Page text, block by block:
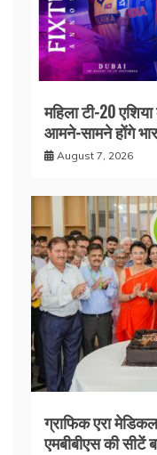
महिला टी-20
आमने-सामने होंगे
August 7, 2026
ग्राफिक एरा
एमबीबीएस की सीटें